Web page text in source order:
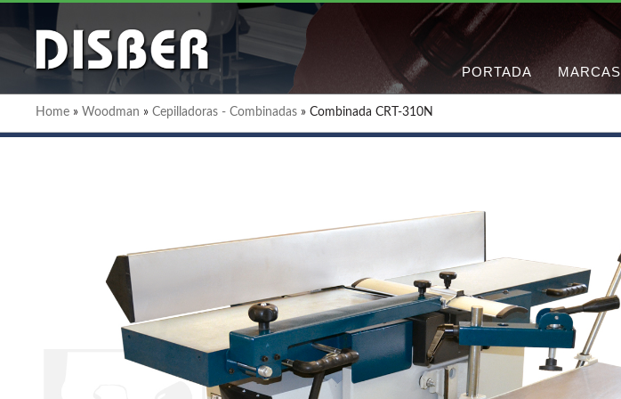
PORTADA MARCAS
Home » Woodman » Cepilladoras - Combinadas » Combinada CRT-310N